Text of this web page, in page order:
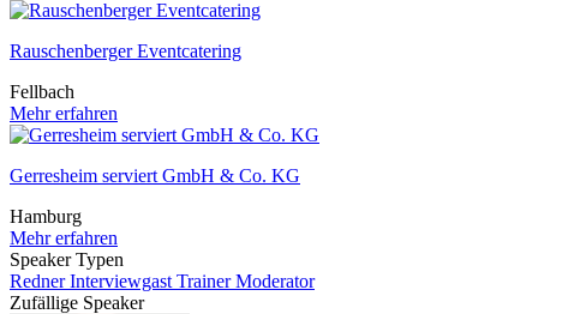
Rauschenberger Eventcatering
Fellbach
Mehr erfahren
Gerresheim serviert GmbH & Co. KG
Hamburg
Mehr erfahren
Speaker Typen
RednerInterviewgast TrainerModerator
Zufällige Speaker